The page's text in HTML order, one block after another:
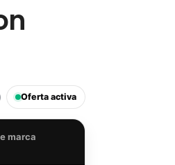
Oferta activa
marca